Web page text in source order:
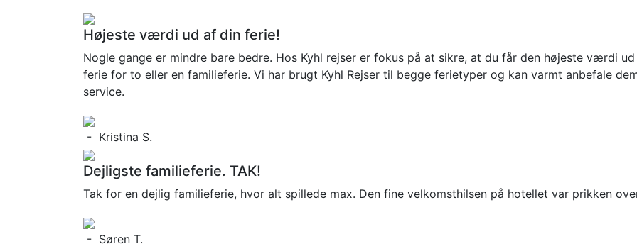
Højeste værdi ud af din ferie!
Nogle gange er mindre bare bedre. Hos Kyhl rejser er fokus på at sikre, at du får den højeste værdi
ferie for to eller en familieferie. Vi har brugt Kyhl Rejser til begge ferietyper og kan varmt anbefale
service.
- Kristina S.
Dejligste familieferie. TAK!
Tak for en dejlig familieferie, hvor alt spillede max. Den fine velkomsthilsen på hotellet var prikken
- Søren T.